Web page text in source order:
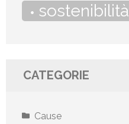
sostenibilità
CATEGORIE
Cause